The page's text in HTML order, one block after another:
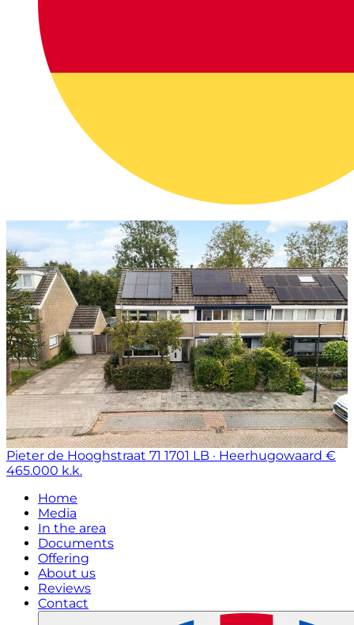
Pieter de Hooghstraat 71 1701 LB · Heerhugowaard €
465.000 k.k.
Home
Media
In the area
Documents
Offering
About us
Reviews
Contact